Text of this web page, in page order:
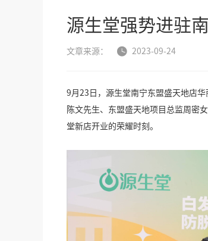
源生堂强势进驻
文章来源：  2023-09-24
9月23日，源生堂南宁东盟盛天地店
陈文先生、东盟盛天地项目总监周密
堂新店开业的荣耀时刻。